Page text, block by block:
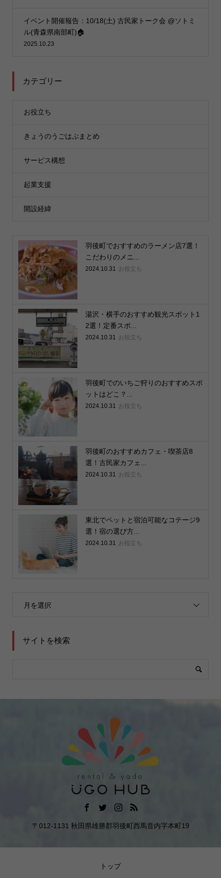
イベント開催報告：10/18(土) 古民家トーク会 @ソトミ
ル(青森県南部町)🏠
2025.10.23
カテゴリー
お役立ち
きょうのうごはぶまとめ
サービス構想
起業支援
開設経緯
羽後町でおすすめのラーメン店7選！
こだわりのメニ...
2024.10.31 お役立ち
湯沢・横手のおすすめ観光スポット1
2選！定番スポ...
2024.10.31 お役立ち
羽後町でのいちご狩りのおすすめスポ
ットはどこ？...
2024.10.31 お役立ち
羽後町のおすすめカフェ・喫茶店8
選！古民家カフェ...
2024.10.31 お役立ち
東北でペットと宿泊可能なコテージ9
選！宿の選び方...
2024.10.31 お役立ち
月を選択
サイトを検索
〒012-1131 秋田県雄勝郡羽後町西馬音内字本町19
トップ